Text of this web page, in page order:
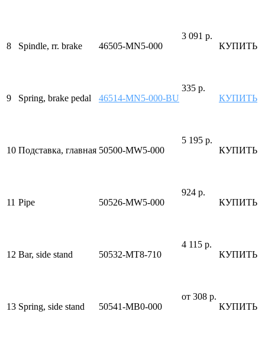
8 Spindle, rr. brake 46505-MN5-000
3 091 р.
КУПИТЬ
9 Spring, brake pedal 46514-MN5-000-BU
335 р.
КУПИТЬ
10 Подставка, главная 50500-MW5-000
5 195 р.
КУПИТЬ
11 Pipe 50526-MW5-000
924 р.
КУПИТЬ
12 Bar, side stand 50532-MT8-710
4 115 р.
КУПИТЬ
13 Spring, side stand 50541-MB0-000
от 308 р.
КУПИТЬ